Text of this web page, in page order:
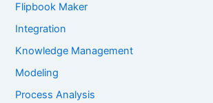
Flipbook Maker
Integration
Knowledge Management
Modeling
Process Analysis